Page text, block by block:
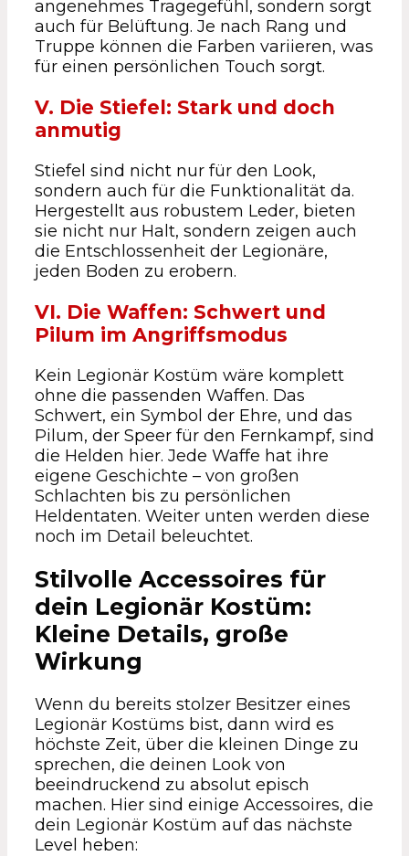
angenehmes Tragegefühl, sondern sorgt
auch für Belüftung. Je nach Rang und
Truppe können die Farben variieren, was
für einen persönlichen Touch sorgt.
V. Die Stiefel: Stark und doch
anmutig
Stiefel sind nicht nur für den Look,
sondern auch für die Funktionalität da.
Hergestellt aus robustem Leder, bieten
sie nicht nur Halt, sondern zeigen auch
die Entschlossenheit der Legionäre,
jeden Boden zu erobern.
VI. Die Waffen: Schwert und
Pilum im Angriffsmodus
Kein Legionär Kostüm wäre komplett
ohne die passenden Waffen. Das
Schwert, ein Symbol der Ehre, und das
Pilum, der Speer für den Fernkampf, sind
die Helden hier. Jede Waffe hat ihre
eigene Geschichte – von großen
Schlachten bis zu persönlichen
Heldentaten. Weiter unten werden diese
noch im Detail beleuchtet.
Stilvolle Accessoires für
dein Legionär Kostüm:
Kleine Details, große
Wirkung
Wenn du bereits stolzer Besitzer eines
Legionär Kostüms bist, dann wird es
höchste Zeit, über die kleinen Dinge zu
sprechen, die deinen Look von
beeindruckend zu absolut episch
machen. Hier sind einige Accessoires, die
dein Legionär Kostüm auf das nächste
Level heben: